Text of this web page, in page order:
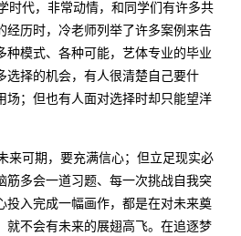
时代，非常动情，和同学们有许多共
经历时，冷老师列举了许多案例来告
种模式、各种可能，艺体专业的毕业
选择的机会，有人很清楚自己要什
场；但也有人面对选择时却只能望洋
来可期，要充满信心；但立足现实必
筋多会一道习题、每一次挑战自我突
投入完成一幅画作，都是在对未来奠
就不会有未来的展翅高飞。在追逐梦